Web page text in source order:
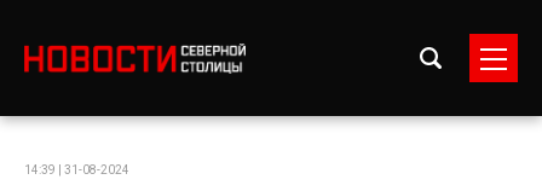
14:39 | 31-08-2024